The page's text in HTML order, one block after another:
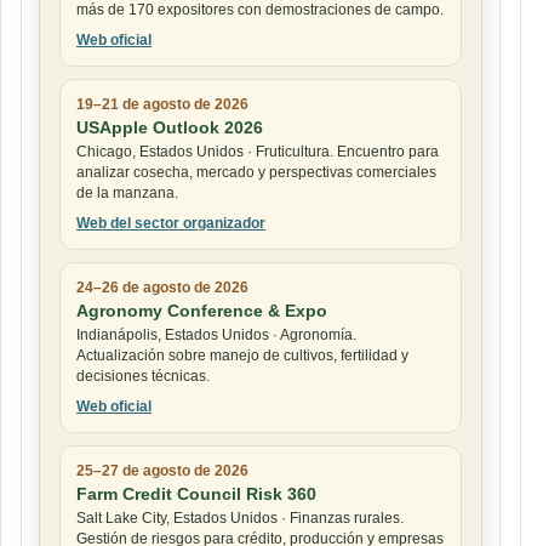
más de 170 expositores con demostraciones de campo.
Web oficial
19–21 de agosto de 2026
USApple Outlook 2026
Chicago, Estados Unidos · Fruticultura. Encuentro para
analizar cosecha, mercado y perspectivas comerciales
de la manzana.
Web del sector organizador
24–26 de agosto de 2026
Agronomy Conference & Expo
Indianápolis, Estados Unidos · Agronomía.
Actualización sobre manejo de cultivos, fertilidad y
decisiones técnicas.
Web oficial
25–27 de agosto de 2026
Farm Credit Council Risk 360
Salt Lake City, Estados Unidos · Finanzas rurales.
Gestión de riesgos para crédito, producción y empresas